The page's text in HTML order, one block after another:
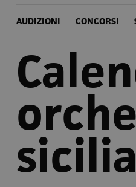
AUDIZIONI CONCORSI